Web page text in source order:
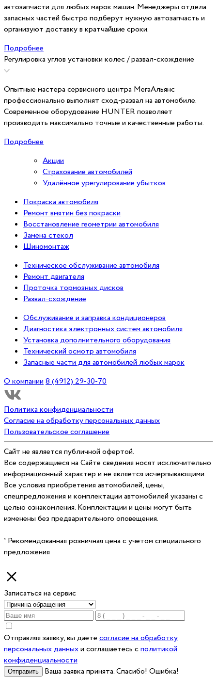
автозапчасти для любых марок машин. Менеджеры отдела
запасных частей быстро подберут нужную автозапчасть и
организуют доставку в кратчайшие сроки.
Подробнее
Регулировка углов установки колес / развал-схождение
Опытные мастера сервисного центра МегаАльянс
профессионально выполнят сход-развал на автомобиле.
Современное оборудование HUNTER позволяет
производить максимально точные и качественные работы.
Подробнее
Акции
Страхование автомобилей
Удалённое урегулирование убытков
Покраска автомобиля
Ремонт вмятин без покраски
Восстановление геометрии автомобиля
Замена стекол
Шиномонтаж
Техническое обслуживание автомобиля
Ремонт двигателя
Проточка тормозных дисков
Развал-схождение
Обслуживание и заправка кондиционеров
Диагностика электронных систем автомобиля
Установка дополнительного оборудования
Технический осмотр автомобиля
Запасные части для автомобилей любых марок
О компании8 (4912) 29-30-70
Политика конфиденциальности
Согласие на обработку персональных данных
Пользовательское соглашение
Cайт не является публичной офертой.
Все содержащиеся на Сайте сведения носят исключительно
информационный характер и не является исчерпывающими.
Все условия приобретения автомобилей, цены,
спецпредложения и комплектации автомобилей указаны с
целью ознакомления. Комплектации и цены могут быть
изменены без предварительного оповещения.
¹ Рекомендованная розничная цена с учетом специального
предложения
Записаться на сервис
Отправляя заявку, вы даете согласие на обработку
персональных данныхи соглашаетесь cполитикой
конфиденциальности
Ваша заявка принята. Спасибо! Ошибка!